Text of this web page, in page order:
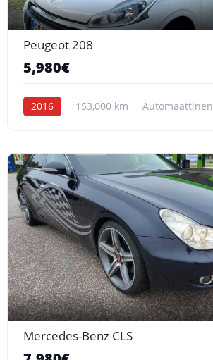
Peugeot 208
5,980€
2016 153,000 km Automaattinen
Mercedes-Benz CLS